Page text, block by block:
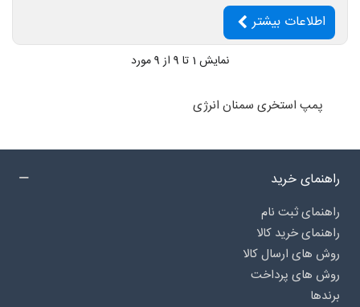
اطلاعات بیشتر
نمایش 1 تا 9 از 9 مورد
پمپ استخری سمنان انرژی
راهنمای خرید
راهنمای ثبت نام
راهنمای خرید کالا
روش های ارسال کالا
روش های پرداخت
برندها